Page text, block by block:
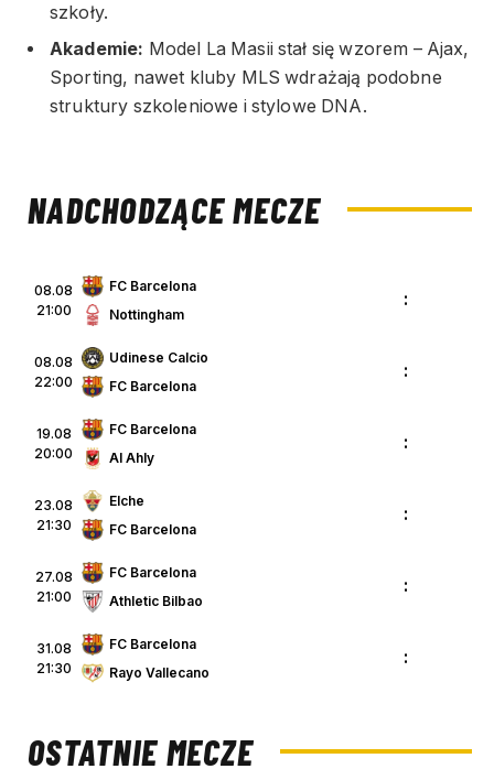
szkoły.
Akademie: Model La Masii stał się wzorem – Ajax,
Sporting, nawet kluby MLS wdrażają podobne
struktury szkoleniowe i stylowe DNA.
NADCHODZĄCE MECZE
08.08
21:00
FC Barcelona
Nottingham
:
08.08
22:00
Udinese Calcio
FC Barcelona
:
19.08
20:00
FC Barcelona
Al Ahly
:
23.08
21:30
Elche
FC Barcelona
:
27.08
21:00
FC Barcelona
Athletic Bilbao
:
31.08
21:30
FC Barcelona
Rayo Vallecano
:
OSTATNIE MECZE